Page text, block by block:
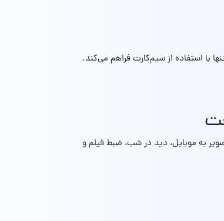
با استفاده از سیم‌کارت فراهم می‌کند.
به موبایل، دید در شب، ضبط فیلم و